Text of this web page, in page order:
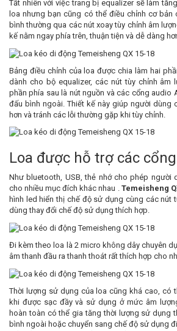
Tất nhiên với việc trang bị equalizer sẽ làm
loa nhưng bạn cũng có thể điều chỉnh cơ bản
bình thường qua các nút xoay tùy chỉnh âm
kế nằm ngay phía trên, thuận tiện và dễ dàng
Bảng điều chỉnh của loa được chia làm hai
dành cho bộ equalizer, các nút tùy chỉnh âm
phần phía sau là nút nguồn và các cổng audio
đấu bình ngoài. Thiết kế này giúp người dùng
hơn và tránh các lỗi thường gặp khi tùy chỉnh.
Loa được hỗ trợ các
Như bluetooth, USB, thẻ nhớ cho phép người
cho nhiều mục đích khác nhau . Temeisheng
hình led hiển thị chế độ sử dụng cùng các nút
dùng thay đổi chế độ sử dụng thích hợp.
Đi kèm theo loa là 2 micro không dây chuyên
âm thanh đầu ra thanh thoát rất thích hợp cho
Thời lượng sử dụng của loa cũng khá cao, có
khi được sạc đầy và sử dụng ở mức âm
hoàn toàn có thể gia tăng thời lượng sử dụng
bình ngoài hoặc chuyển sang chế độ sử dụng